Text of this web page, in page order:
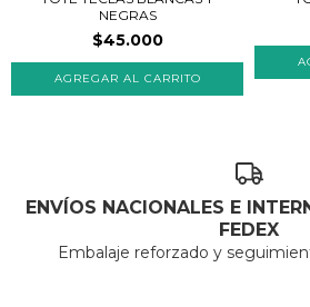
NEGRAS
$45.000
ENVÍOS NACIONALES E
FEDEX
Embalaje reforzado y